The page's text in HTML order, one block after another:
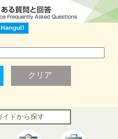
イドから探す